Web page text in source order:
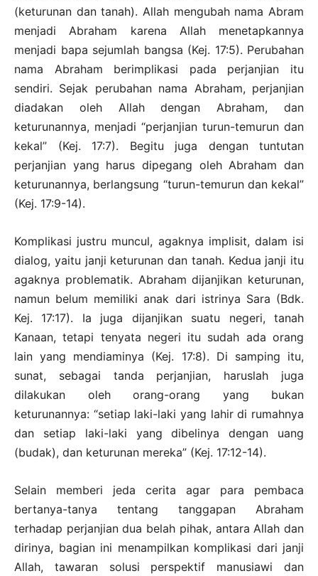
(keturunan dan tanah). Allah mengubah nama Abram
menjadi Abraham karena Allah menetapkannya
menjadi bapa sejumlah bangsa (Kej. 17:5). Perubahan
nama Abraham berimplikasi pada perjanjian itu
sendiri. Sejak perubahan nama Abraham, perjanjian
diadakan oleh Allah dengan Abraham, dan
keturunannya, menjadi “perjanjian turun-temurun dan
kekal” (Kej. 17:7). Begitu juga dengan tuntutan
perjanjian yang harus dipegang oleh Abraham dan
keturunannya, berlangsung “turun-temurun dan kekal”
(Kej. 17:9-14).
Komplikasi justru muncul, agaknya implisit, dalam isi
dialog, yaitu janji keturunan dan tanah. Kedua janji itu
agaknya problematik. Abraham dijanjikan keturunan,
namun belum memiliki anak dari istrinya Sara (Bdk.
Kej. 17:17). Ia juga dijanjikan suatu negeri, tanah
Kanaan, tetapi tenyata negeri itu sudah ada orang
lain yang mendiaminya (Kej. 17:8). Di samping itu,
sunat, sebagai tanda perjanjian, haruslah juga
dilakukan oleh orang-orang yang bukan
keturunannya: “setiap laki-laki yang lahir di rumahnya
dan setiap laki-laki yang dibelinya dengan uang
(budak), dan keturunan mereka” (Kej. 17:12-14).
Selain memberi jeda cerita agar para pembaca
bertanya-tanya tentang tanggapan Abraham
terhadap perjanjian dua belah pihak, antara Allah dan
dirinya, bagian ini menampilkan komplikasi dari janji
Allah, tawaran solusi perspektif manusiawi dan